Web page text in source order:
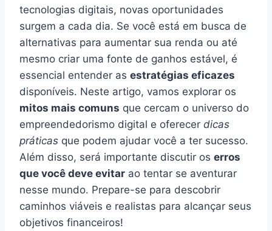
tecnologias digitais, novas oportunidades
surgem a cada dia. Se você está em busca de
alternativas para aumentar sua renda ou até
mesmo criar uma fonte de ganhos estável, é
essencial entender as estratégias eficazes
disponíveis. Neste artigo, vamos explorar os
mitos mais comuns que cercam o universo do
empreendedorismo digital e oferecer dicas
práticas que podem ajudar você a ter sucesso.
Além disso, será importante discutir os erros
que você deve evitar ao tentar se aventurar
nesse mundo. Prepare-se para descobrir
caminhos viáveis e realistas para alcançar seus
objetivos financeiros!